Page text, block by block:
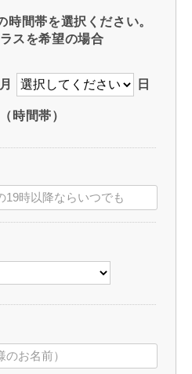
間帯を選択ください。
スを希望の場合
月 日
（時間帯）